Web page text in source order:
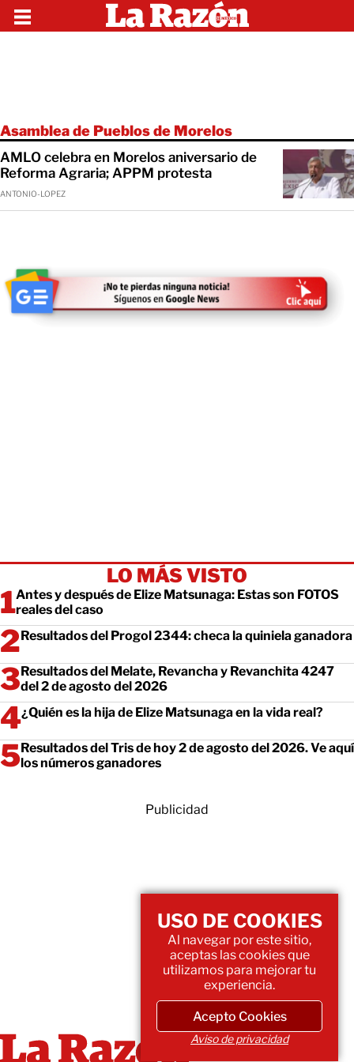
Asamblea de Pueblos de Morelos
AMLO celebra en Morelos aniversario de
Reforma Agraria; APPM protesta
ANTONIO-LOPEZ
LO MÁS VISTO
Antes y después de Elize Matsunaga: Estas son FOTOS
reales del caso
Resultados del Progol 2344: checa la quiniela ganadora
Resultados del Melate, Revancha y Revanchita 4247
del 2 de agosto del 2026
¿Quién es la hija de Elize Matsunaga en la vida real?
Resultados del Tris de hoy 2 de agosto del 2026. Ve aquí
los números ganadores
Publicidad
USO DE COOKIES
Al navegar por este sitio,
aceptas las cookies que
utilizamos para mejorar tu
experiencia.
Acepto Cookies
Aviso de privacidad